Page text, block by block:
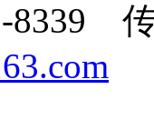
8339